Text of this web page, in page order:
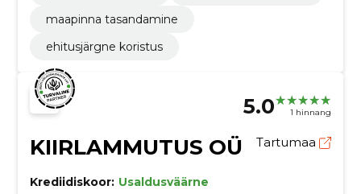
maapinna tasandamine
ehitusjärgne koristus
5.0 1 hinnang
KIIRLAMMUTUS OÜ Tartumaa
Krediidiskoor: Usaldusväärne